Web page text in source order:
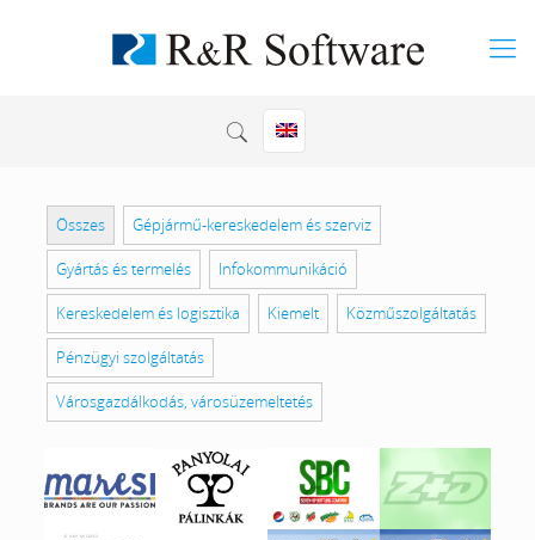
Összes Gépjármű-kereskedelem és szerviz
Gyártás és termelés Infokommunikáció
Kereskedelem és logisztika Kiemelt Közműszolgáltatás
Pénzügyi szolgáltatás
Városgazdálkodás, városüzemeltetés